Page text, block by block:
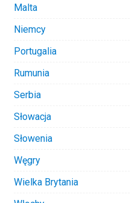
Malta
Niemcy
Portugalia
Rumunia
Serbia
Słowacja
Słowenia
Węgry
Wielka Brytania